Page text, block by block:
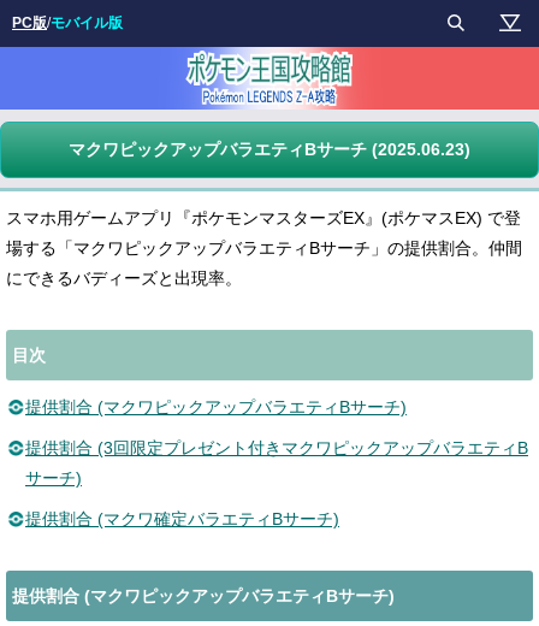
マクワピックアップバラエティBサーチ (2025.06.23)
スマホ用ゲームアプリ『ポケモンマスターズEX』(ポケマスEX) で登
場する「マクワピックアップバラエティBサーチ」の提供割合。仲間
にできるバディーズと出現率。
目次
提供割合 (マクワピックアップバラエティBサーチ)
提供割合 (3回限定プレゼント付きマクワピックアップバラエティB
サーチ)
提供割合 (マクワ確定バラエティBサーチ)
提供割合 (マクワピックアップバラエティBサーチ)
PC版/モバイル版